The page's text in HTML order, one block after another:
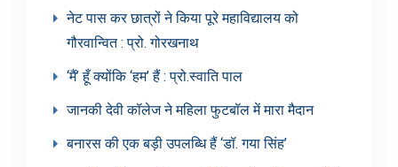
नेट पास कर छात्रों ने किया पूरे महाविद्यालय को
गौरवान्वित : प्रो. गोरखनाथ
‘मैं’ हूँ क्योंकि ‘हम’ हैं : प्रो.स्वाति पाल
जानकी देवी कॉलेज ने महिला फुटबॉल में मारा मैदान
बनारस की एक बड़ी उपलब्धि हैं ‘डॉ. गया सिंह’